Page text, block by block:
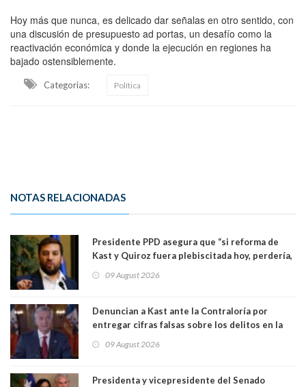
Hoy más que nunca, es delicado dar señalas en otro sentido, con
una discusión de presupuesto ad portas, un desafío como la
reactivación económica y donde la ejecución en regiones ha
bajado ostensiblemente.
Categorias: Política
NOTAS RELACIONADAS
Presidente PPD asegura que “si reforma de
Kast y Quiroz fuera plebiscitada hoy, perdería,
a favor de la oposición, sería una victoria de la
09 August 2026
Denuncian a Kast ante la Contraloría por
entregar cifras falsas sobre los delitos en la
09 August 2026
Presidenta y vicepresidente del Senado